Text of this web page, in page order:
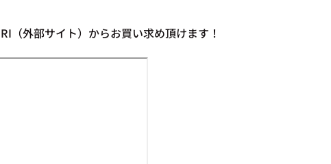
（外部サイト）からお買い求め頂けます！